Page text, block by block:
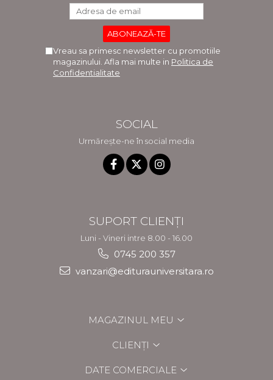
Vreau sa primesc newsletter cu promotiile
magazinului. Afla mai multe in Politica de
Confidentialitate
SOCIAL
Urmărește-ne în social media
SUPORT CLIENȚI
Luni - Vineri intre 8.00 - 16.00
0745 200 357
vanzari@editurauniversitara.ro
MAGAZINUL MEU
CLIENȚI
DATE COMERCIALE